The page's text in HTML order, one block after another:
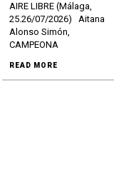
AIRE LIBRE (Málaga,
25.26/07/2026) Aitana
Alonso Simón,
CAMPEONA
READ MORE